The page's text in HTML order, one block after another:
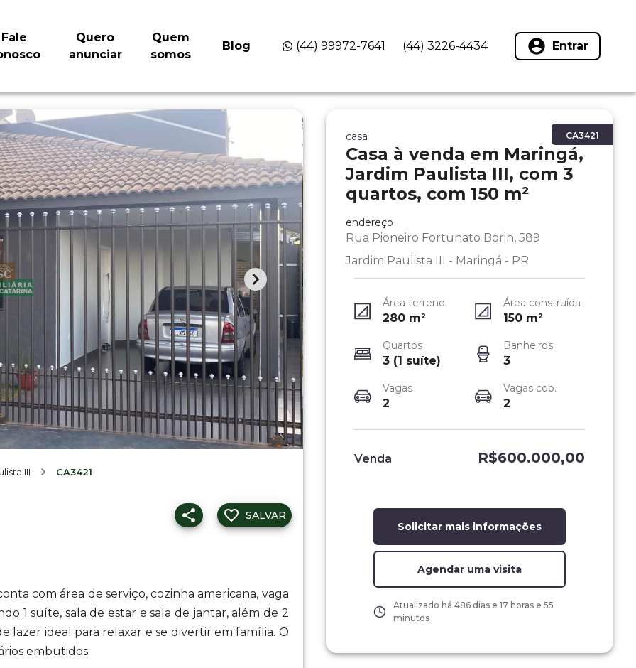
Fale
Quero
anunciar
Quem
somos
Blog (44) 99972-7641 (44) 3226-4434 Entrar
III CA3421
com área de serviço, cozinha americana, vaga
1 suíte, sala de estar e sala de jantar, além de 2
lazer ideal para relaxar e se divertir em família. O
embutidos.
SALVAR
CA3421
casa
Casa à venda em Maringá,
Jardim Paulista III, com 3
quartos, com 150 m²
endereço
Rua Pioneiro Fortunato Borin, 589
Jardim Paulista III - Maringá - PR
Área terreno
280m²
Área construída
150 m²
Quartos
3 (1 suíte)
Banheiros
3
Vagas
2
Vagas cob.
2
Venda R$600.000,00
Solicitar mais informações
Agendar uma visita
Atualizado há 486 dias e 17 horas e 55
minutos